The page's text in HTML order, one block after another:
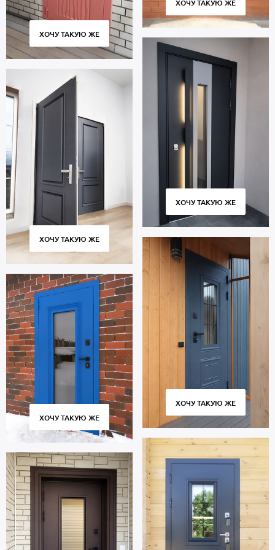
ХОЧУ ТАКУЮ ЖЕ
ХОЧУ ТАКУЮ ЖЕ
ХОЧУ ТАКУЮ ЖЕ
ХОЧУ ТАКУЮ ЖЕ
ХОЧУ ТАКУЮ ЖЕ
ХОЧУ ТАКУЮ ЖЕ